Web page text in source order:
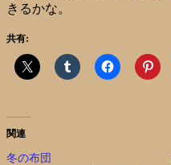
きるかな。
共有:
関連
冬の布団